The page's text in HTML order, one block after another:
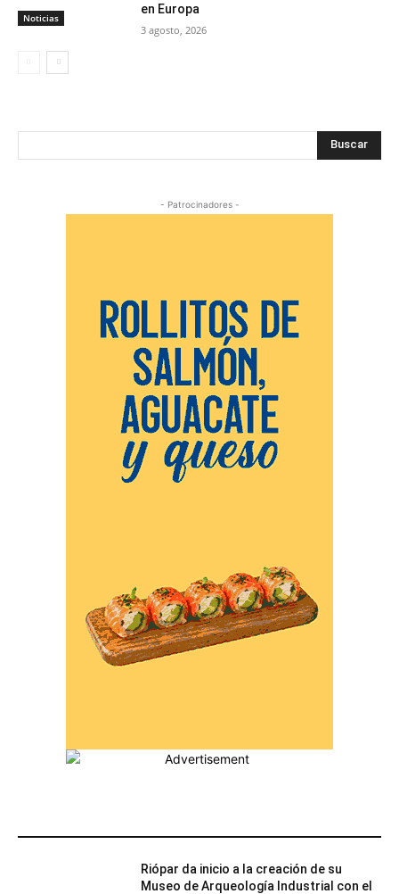
Noticias
en Europa
3 agosto, 2026
Buscar
- Patrocinadores -
Riópar da inicio a la creación de su
Museo de Arqueología Industrial con el